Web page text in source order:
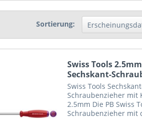
Sortierung:
Swiss Tools 2.5mm
Sechskant-
mit...
Swiss Tools
Schraubenzieher mit
2.5mm Die PB Swiss
Schraubenzieher mit